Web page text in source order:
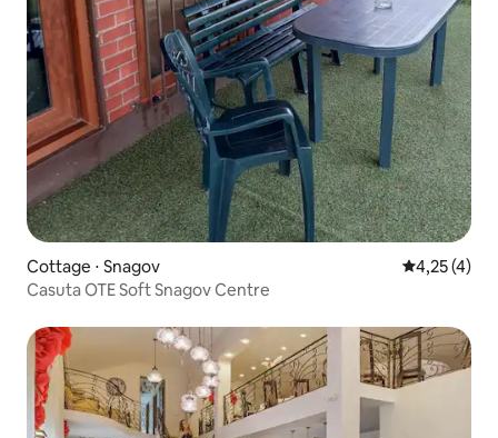
Cottage ⋅ Snagov Évaluation
4,25 (4)
Casuta OTE Soft Snagov Centre